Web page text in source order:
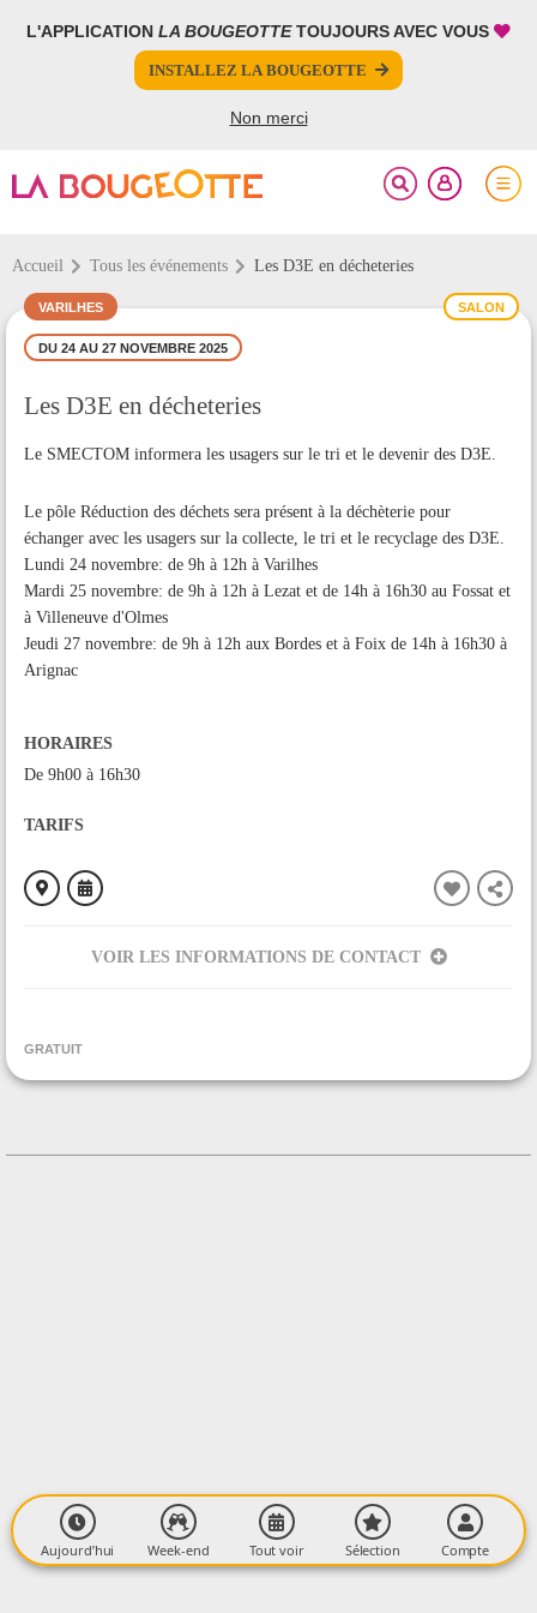
L'APPLICATION LA BOUGEOTTETOUJOURS AVEC VOUS
INSTALLEZ LA BOUGEOTTE
Non merci
Accueil Tous les événements Les D3E en décheteries
SALON
VARILHES
DU 24 AU 27 NOVEMBRE 2025
Les D3E en décheteries
Le SMECTOM informera les usagers sur le tri et le devenir des D3E.
Le pôle Réduction des déchets sera présent à la déchèterie pour
échanger avec les usagers sur la collecte, le tri et le recyclage des D3E.
Lundi 24 novembre: de 9h à 12h à Varilhes
Mardi 25 novembre: de 9h à 12h à Lezat et de 14h à 16h30 au Fossat et
à Villeneuve d'Olmes
Jeudi 27 novembre: de 9h à 12h aux Bordes et à Foix de 14h à 16h30 à
Arignac
HORAIRES
De 9h00 à 16h30
TARIFS
VOIR LES INFORMATIONS DE CONTACT
GRATUIT
FERMER
PARTAGER
Aujourd’hui Week-end Tout voir Sélection Compte
FERMER
Votre inscription à la newsletter a été effectuée.